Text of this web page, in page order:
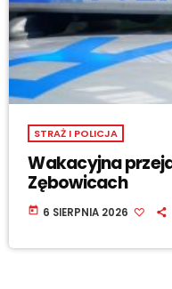
STRAŻ I POLICJA
Wakacyjna
Zębowicach
today 6 SIERPNIA 2026